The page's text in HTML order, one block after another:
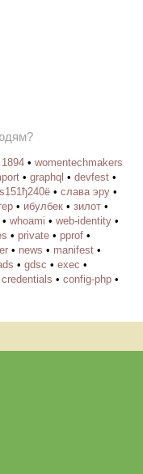
1894 • womentechmakers
• graphql • devfest •
• слава эру •
• ибулбек • зилот •
• whoami • web-identity •
• private • pprof •
• news • manifest •
• gdsc • exec •
credentials • config-php •